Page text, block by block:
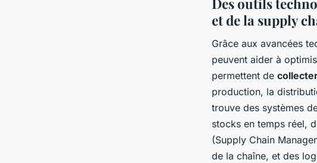
et de la supply
Grâce aux avancées
peuvent aider à
permettent de
production, la
trouve des systèmes
stocks en temps réel,
(Supply Chain
de la chaîne, et des